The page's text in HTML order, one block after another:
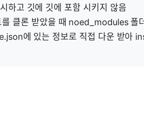
하고 깃에 깃에 포함 시키지 않음
를 클론 받았을 때 noed_modules 폴
에 있는 정보로 직접 다운 받아